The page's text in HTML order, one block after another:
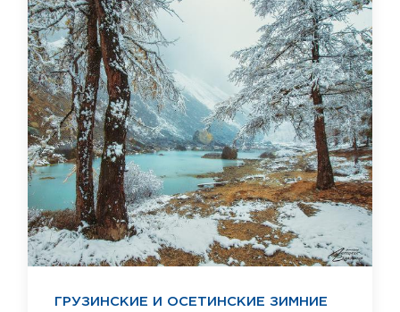
ГРУЗИНСКИЕ И ОСЕТИНСКИЕ ЗИМНИЕ